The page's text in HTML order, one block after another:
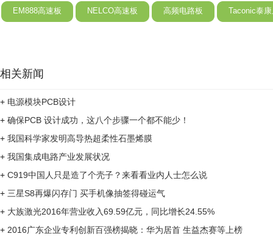
EM888高速板 NELCO高速板 高频电路板 Taconic泰
相关新闻
+ 电源模块PCB设计
+ 确保PCB 设计成功，这八个步骤一个都不能少！
+ 我国科学家发明高导热超柔性石墨烯膜
+ 我国集成电路产业发展状况
+ C919中国人只是造了个壳子？来看看业内人士怎么说
+ 三星S8再爆闪存门 买手机像抽签得碰运气
+ 大族激光2016年营业收入69.59亿元，同比增长24.55%
+ 2016广东企业专利创新百强榜揭晓：华为居首 生益杰赛等上榜